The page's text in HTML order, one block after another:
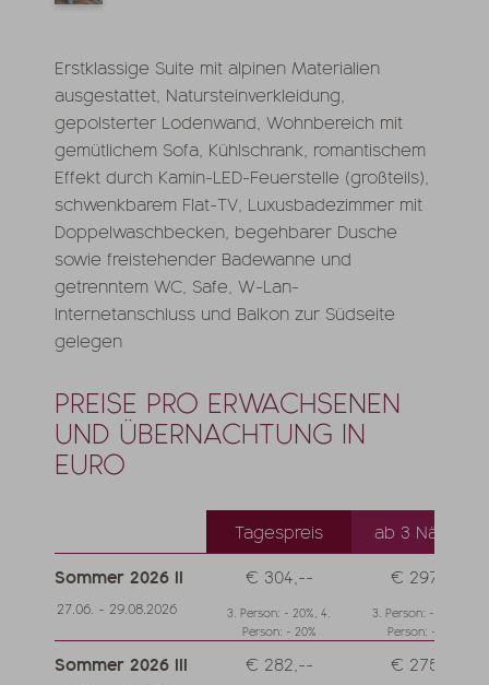
Erstklassige Suite mit alpinen Materialien
ausgestattet, Natursteinverkleidung,
gepolsterter Lodenwand, Wohnbereich mit
gemütlichem Sofa, Kühlschrank, romantischem
Effekt durch Kamin-LED-Feuerstelle (großteils),
schwenkbarem Flat-TV, Luxusbadezimmer mit
Doppelwaschbecken, begehbarer Dusche
sowie freistehender Badewanne und
getrenntem WC, Safe, W-Lan-
Internetanschluss und Balkon zur Südseite
gelegen
PREISE PRO ERWACHSENEN
UND ÜBERNACHTUNG IN
EURO
Tagespreis
ab 3 Nächte
Sommer 2026 II
27.06. - 29.08.2026
€ 304,--
3. Person: - 20%, 4.
Person: - 20%
€ 297,--
3. Person: - 20%, 4.
Person: - 20%
Sommer 2026 III € 282,-- € 275,--